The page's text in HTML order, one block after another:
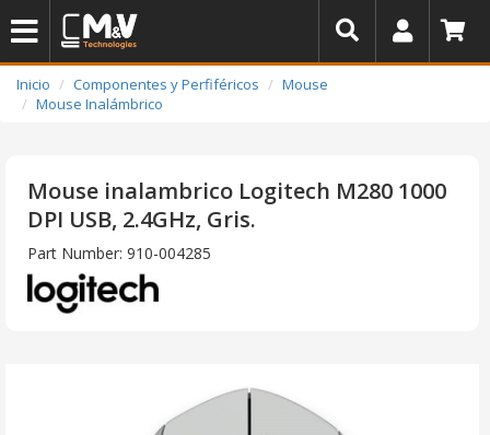
Inicio Componentes y Perfiféricos
Mouse
Mouse Inalámbrico
Mouse inalambrico Logitech M280 1000
DPI USB, 2.4GHz, Gris.
Part Number: 910-004285